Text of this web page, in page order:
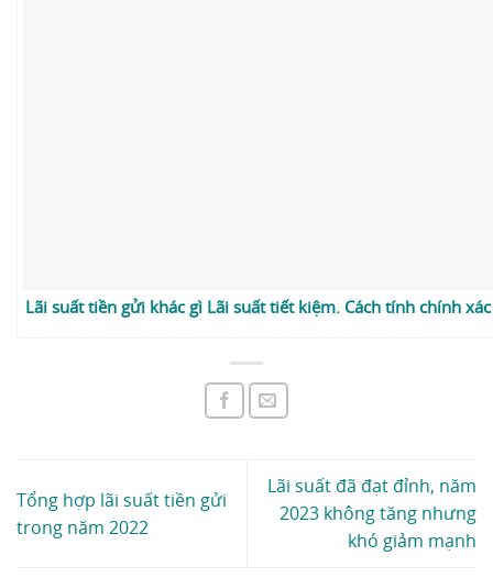
Lãi suất tiền gửi khác gì Lãi suất tiết kiệm. Cách tính chính
Tổng hợp lãi suất tiền gửi
trong năm 2022
Lãi suất đã đạt đỉnh, năm
2023 không tăng nhưng
khó giảm mạnh